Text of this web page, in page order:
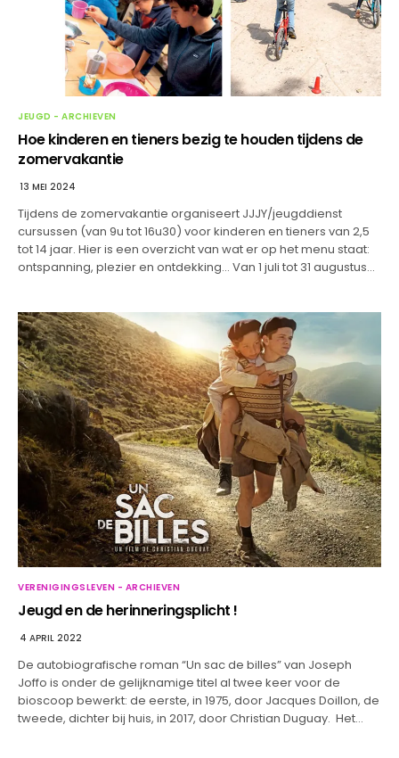
JEUGD - ARCHIEVEN
Hoe kinderen en tieners bezig te houden tijdens de
zomervakantie
13 MEI 2024
Tijdens de zomervakantie organiseert JJJY/jeugddienst
cursussen (van 9u tot 16u30) voor kinderen en tieners van 2,5
tot 14 jaar. Hier is een overzicht van wat er op het menu staat:
ontspanning, plezier en ontdekking… Van 1 juli tot 31 augustus…
VERENIGINGSLEVEN - ARCHIEVEN
Jeugd en de herinneringsplicht !
4 APRIL 2022
De autobiografische roman “Un sac de billes” van Joseph
Joffo is onder de gelijknamige titel al twee keer voor de
bioscoop bewerkt: de eerste, in 1975, door Jacques Doillon, de
tweede, dichter bij huis, in 2017, door Christian Duguay. Het…